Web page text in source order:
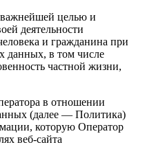
важнейшей целью и
деятельности
и гражданина при
данных, в том числе
частной жизни,
в отношении
(далее — Политика)
которую Оператор
веб-сайта